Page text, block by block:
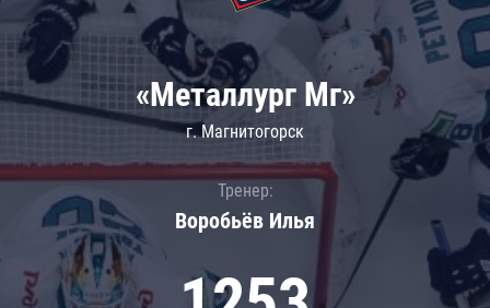
«Металлург Мг»
г. Магнитогорск
Тренер:
Воробьёв Илья